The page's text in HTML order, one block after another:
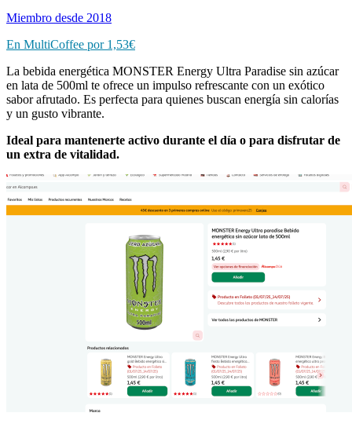
Miembro desde 2018
En MultiCoffee por 1,53€
La bebida energética MONSTER Energy Ultra Paradise sin azúcar
en lata de 500ml te ofrece un impulso refrescante con un exótico
sabor afrutado. Es perfecta para quienes buscan energía sin calorías
y un gusto vibrante.
Ideal para mantenerte activo durante el día o para disfrutar de
un extra de vitalidad.